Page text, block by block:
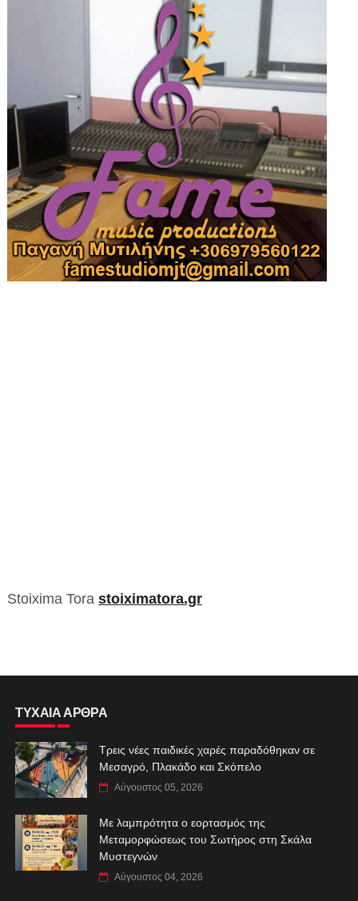
Stoixima Tora stoiximatora.gr
ΤΥΧΑΙΑ ΑΡΘΡΑ
Τρεις νέες παιδικές χαρές παραδόθηκαν σε
Μεσαγρό, Πλακάδο και Σκόπελο
Αύγουστος 05, 2026
Με λαμπρότητα ο εορτασμός της
Μεταμορφώσεως του Σωτήρος στη Σκάλα
Μυστεγνών
Αύγουστος 04, 2026